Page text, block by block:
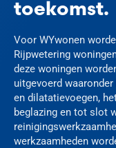
toekomst.
Voor WYwonen
Rijpwetering
deze woningen
uitgevoerd
en dilatatievoegen,
beglazing en tot slot
werkzaamheden